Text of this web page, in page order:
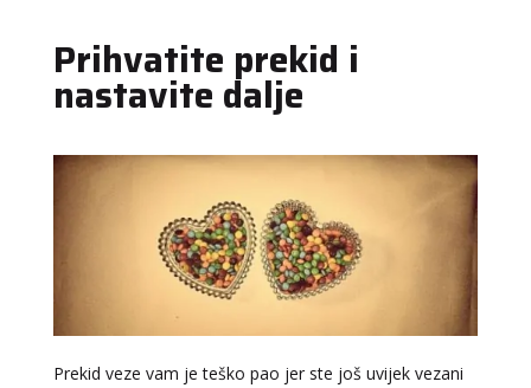
Prihvatite prekid i
nastavite dalje
Prekid veze vam je teško pao jer ste još uvijek vezani